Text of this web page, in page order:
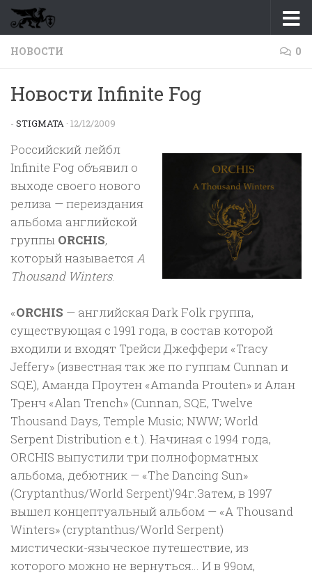
Перейти к содержимому
НОВОСТИ 0
Новости Infinite Fog
- STIGMATA · 12/12/2009
Российский лейбл
Infinite Fog объявил о
выходе своего нового
релиза — переиздания
альбома английской
группы ORCHIS,
который называетсяA
Thousand Winters.
«ORCHIS — английская Dark Folk группа,
существующая с 1991 года, в состав которой
входили и входят Трейси Джеффери «Tracy
Jeffery» (известная так же по гуппам Cunnan и
SQE), Аманда Проутен «Amanda Prouten» и Алан
Тренч «Alan Trench» (Cunnan, SQE, Twelve
Thousand Days, Temple Music; NWW; World
Serpent Distribution e.t.). Начиная с 1994 года,
ORCHIS выпустили три полноформатных
альбома, дебютник — «The Dancing Sun»
(Cryptanthus/World Serpent)’94г.Затем, в 1997
вышел концептуальный альбом — «A Thousand
Winters» (cryptanthus/World Serpent)
мистически-языческое путешествие, из
которого можно не вернуться… И в 99ом,